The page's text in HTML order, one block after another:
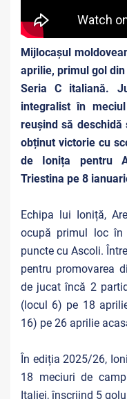
Mijlocașul
aprilie, primul gol
Seria C italiană.
integralist în
reușind să
obținut victorie cu
de Ionița pentru
Triestina pe 8
Echipa lui Ioniță,
ocupă primul loc în
puncte cu Ascoli.
pentru promovarea
de jucat încă 2
(locul 6) pe 18
16) pe 26 aprilie
În ediția 2025/26,
18 meciuri de
Italiei, înscriind 5